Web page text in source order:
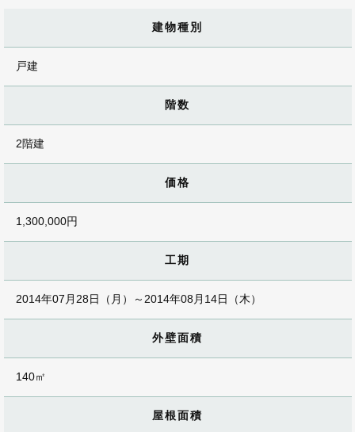
建物種別
戸建
階数
2階建
価格
1,300,000円
工期
2014年07月28日（月）～2014年08月14日（木）
外壁面積
140㎡
屋根面積